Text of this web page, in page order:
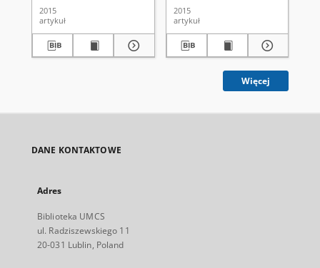
2015
artykuł
2., V–G – 736 s.
2015
artykuł
Więcej
DANE KONTAKTOWE
Adres
Biblioteka UMCS
ul. Radziszewskiego 11
20-031 Lublin, Poland